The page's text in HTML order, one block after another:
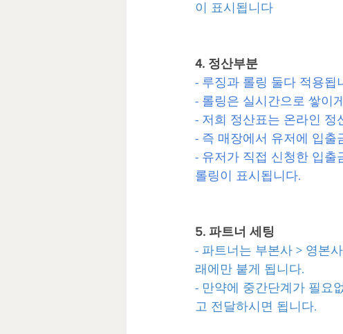
이 표시됩니다
4. 정산부분
- 루징과 롤링 둘다 적용됩
- 롤링은 실시간으로 쌓이
- 저희 정산표는 온라인 정
- 즉 매장에서 유저에 입출
- 유저가 직접 신청한 입출
롤링이 표시됩니다.
5. 파트너 세팅
- 파트너는 부본사 > 영본
래에만 붙게 됩니다.
- 만약에 중간단계가 필요
고 전달하시면 됩니다.